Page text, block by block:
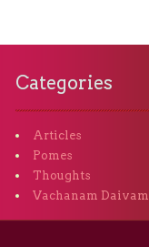
Categories
Articles
Pomes
Thoughts
Vachanam Daivam